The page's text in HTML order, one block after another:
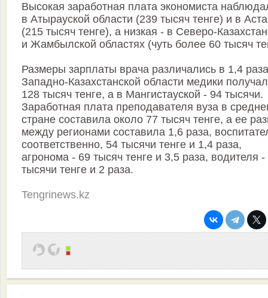
Высокая заработная плата экономиста
в Атырауской области (239 тысяч тенге) и в
(215 тысяч тенге), а низкая - в Северо-
и Жамбылской областях (чуть более 60 тысяч
Размеры зарплаты врача различались в 1,4
Западно-Казахстанской области медики
128 тысяч тенге, а в Мангистауской - 94 тысячи.
Заработная плата преподавателя вуза в
стране составила около 77 тысяч тенге, а ее
между регионами составила 1,6 раза,
соответственно, 54 тысячи тенге и 1,4 раза,
агронома - 69 тысяч тенге и 3,5 раза, водителя -
тысячи тенге и 2 раза.
Tengrinews.kz